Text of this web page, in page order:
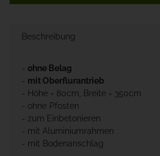
Beschreibung
- ohne Belag
- mit Oberflurantrieb
- Höhe = 80cm, Breite = 350cm
- ohne Pfosten
- zum Einbetonieren
- mit Aluminiumrahmen
- mit Bodenanschlag